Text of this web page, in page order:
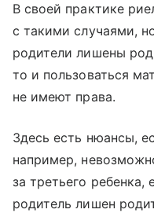
В своей практике
с такими случаями,
родители лишены
то и пользоваться
не имеют права.
Здесь есть нюансы,
например,
за третьего ребенка,
родитель лишен